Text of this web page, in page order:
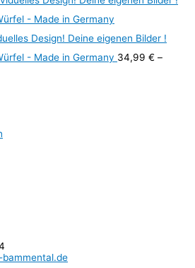
Design! Deine eigenen Bilder !
- Made in Germany 34,99 € –